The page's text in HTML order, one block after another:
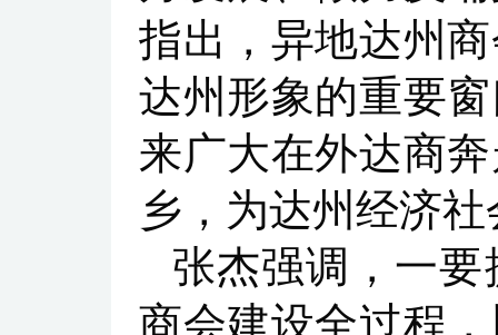
指出，异地达州
达州形象的重要
来广大在外达商
乡，为达州经济
张杰强调，一
商会建设全过程